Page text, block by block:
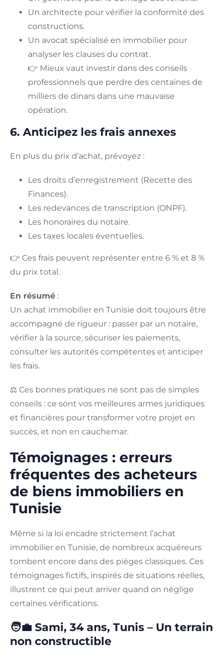
Un architecte pour vérifier la conformité des
constructions.
Un avocat spécialisé en immobilier pour
analyser les clauses du contrat.
👉 Mieux vaut investir dans des conseils
professionnels que perdre des centaines de
milliers de dinars dans une mauvaise
opération.
6. Anticipez les frais annexes
En plus du prix d’achat, prévoyez :
Les droits d’enregistrement (Recette des
Finances).
Les redevances de transcription (ONPF).
Les honoraires du notaire.
Les taxes locales éventuelles.
👉 Ces frais peuvent représenter entre 6 % et 8 %
du prix total.
En résumé :
Un achat immobilier en Tunisie doit toujours être
accompagné de rigueur : passer par un notaire,
vérifier à la source, sécuriser les paiements,
consulter les autorités compétentes et anticiper
les frais.
⚖️ Ces bonnes pratiques ne sont pas de simples
conseils : ce sont vos meilleures armes juridiques
et financières pour transformer votre projet en
succès, et non en cauchemar.
Témoignages : erreurs
fréquentes des acheteurs
de biens immobiliers en
Tunisie
Même si la loi encadre strictement l’achat
immobilier en Tunisie, de nombreux acquéreurs
tombent encore dans des pièges classiques. Ces
témoignages fictifs, inspirés de situations réelles,
illustrent ce qui peut arriver quand on néglige
certaines vérifications.
🧑‍💼 Sami, 34 ans, Tunis – Un terrain
non constructible